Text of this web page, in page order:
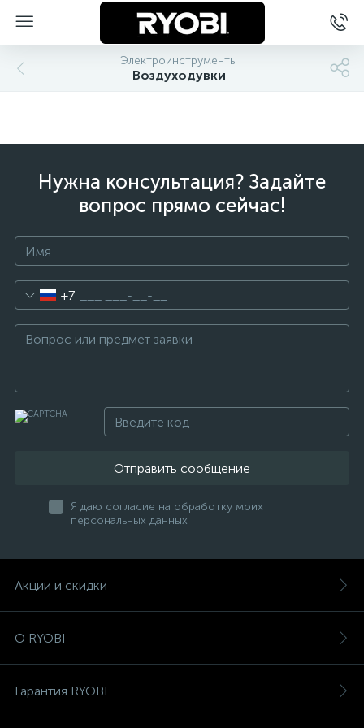
Электроинструменты
Воздуходувки
Нужна консультация? Задайте
вопрос прямо сейчас!
+7
Отправить сообщение
Я даю согласие на обработку моих
персональных данных
Акции и скидки
О RYOBI
Гарантия RYOBI